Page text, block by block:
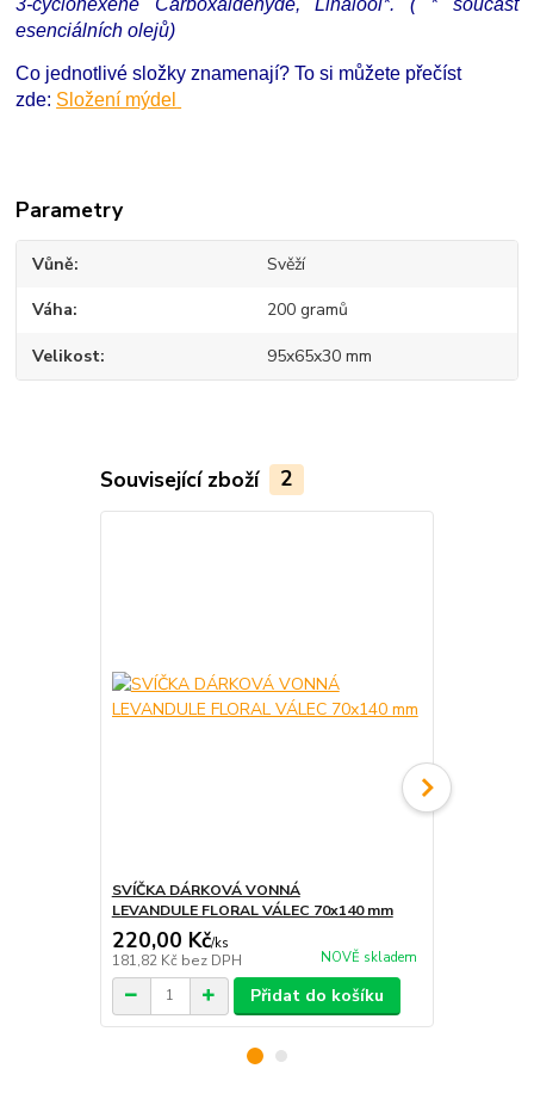
3-cyclohexene Carboxaldehyde, Linalool*. ( * součást
esenciálních olejů)
Co jednotlivé složky znamenají? To si můžete přečíst
zde: Složení mýdel
Parametry
Vůně Svěží
Váha 200 gramů
Velikost 95x65x30 mm
Související zboží 2
SVÍČKA DÁRKOVÁ VONNÁ
LEVANDULE FLORAL VÁLEC 70x140 mm
220,00 Kč/ks
181,82 Kč bez DPH NOVĚ skladem
Přidat do košíku